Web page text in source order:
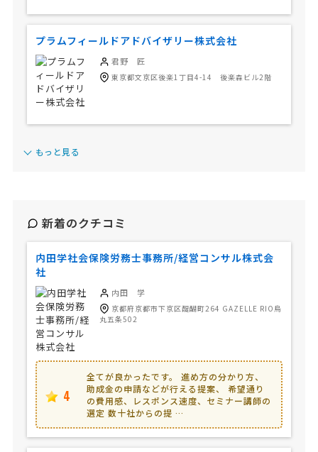
プラムフィールドアドバイザリー株式会社
君野 匠
東京都文京区後楽1丁目4-14 後楽森ビル2階
もっと見る
新着のクチコミ
内田学社会保険労務士事務所/経営コンサル株式会
社
内田 学
京都府京都市下京区醍醐町264 GAZELLE RIO烏
丸五条502
4
全てが良かったです。 進め方の分かり方、
助成金の申請などが行える提案、 希望通り
の費用感、レスポンス速度、セミナー講師の
選定 数十社からの提 …